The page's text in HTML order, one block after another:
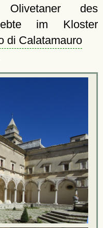
Olivetaner des
im Kloster
di Calatamauro